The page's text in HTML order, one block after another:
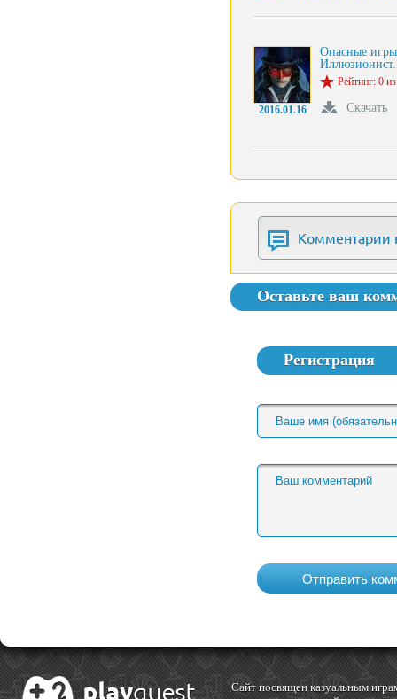
2016.01.16
Опасные
Рейтинг: 0
Скачать
Комментарии
Оставьте ваш
Регистрация
Cайт посвящен казуальным